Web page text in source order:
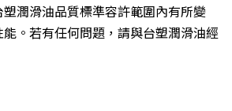
潤滑油品質標準容許範圍內有所變
。若有任何問題，請與台塑潤滑油經